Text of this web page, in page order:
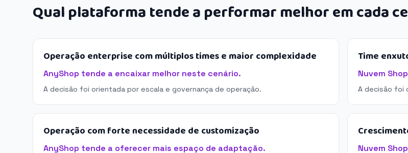
Qual plataforma tende a performar melhor em cada
Operação enterprise com múltiplos times e maior complexidade
AnyShop tende a encaixar melhor neste cenário.
A decisão foi orientada por escala e governança de operação.
Time
Nuvem
A decisão foi
Operação com forte necessidade de customização
AnyShop tende a oferecer mais espaço de adaptação. Nuvem